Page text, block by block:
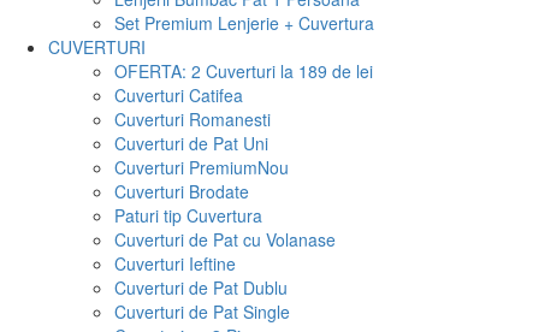
Set Premium Lenjerie + Cuvertura
CUVERTURI
OFERTA: 2 Cuverturi la 189 de lei
Cuverturi Catifea
Cuverturi Romanesti
Cuverturi de Pat Uni
Cuverturi PremiumNou
Cuverturi Brodate
Paturi tip Cuvertura
Cuverturi de Pat cu Volanase
Cuverturi Ieftine
Cuverturi de Pat Dublu
Cuverturi de Pat Single